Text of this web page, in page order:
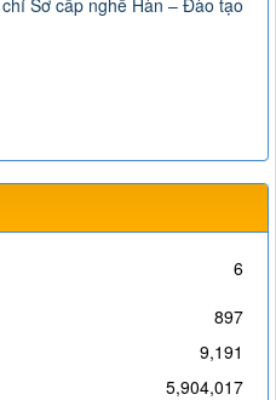
6
897
9,191
5,904,017